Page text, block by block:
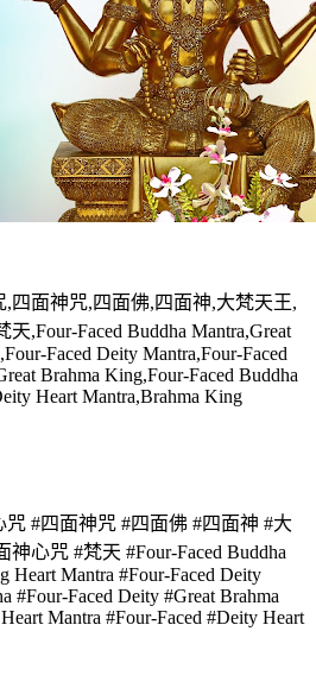
四面神咒,四面佛,四面神,大梵天王,
,Four-Faced Buddha Mantra,Great
Faced Deity Mantra,Four-Faced
Brahma King,Four-Faced Buddha
Heart Mantra,Brahma King
#四面神咒 #四面佛 #四面神 #大
心咒 #梵天 #Four-Faced Buddha
Heart Mantra #Four-Faced Deity
#Four-Faced Deity #Great Brahma
Mantra #Four-Faced #Deity Heart